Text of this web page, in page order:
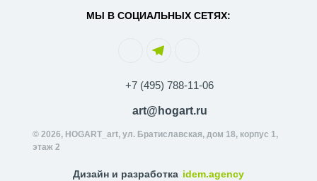
МЫ В СОЦИАЛЬНЫХ СЕТЯХ:
+7 (495) 788-11-06
art@hogart.ru
© 2026, HOGART_art, ул. Братиславская, дом 18, корпус 1,
этаж 2
Дизайн и разработка idem.agency